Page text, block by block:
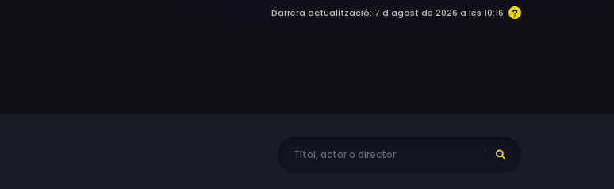
Darrera actualització: 7 d'agost de 2026 a les 10:16